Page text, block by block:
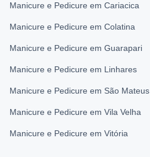
Manicure e Pedicure em Cariacica
Manicure e Pedicure em Colatina
Manicure e Pedicure em Guarapari
Manicure e Pedicure em Linhares
Manicure e Pedicure em São Mateus
Manicure e Pedicure em Vila Velha
Manicure e Pedicure em Vitória